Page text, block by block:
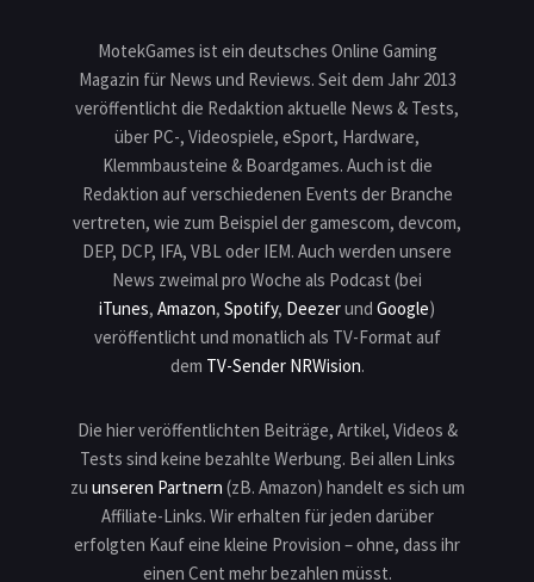
MotekGames ist ein deutsches Online Gaming
Magazin für News und Reviews. Seit dem Jahr 2013
veröffentlicht die Redaktion aktuelle News & Tests,
über PC-, Videospiele, eSport, Hardware,
Klemmbausteine & Boardgames. Auch ist die
Redaktion auf verschiedenen Events der Branche
vertreten, wie zum Beispiel der gamescom, devcom,
DEP, DCP, IFA, VBL oder IEM. Auch werden unsere
News zweimal pro Woche als Podcast (bei
iTunes, Amazon, Spotify, Deezerund Google)
veröffentlicht und monatlich als TV-Format auf
dem TV-Sender NRWision.
Die hier veröffentlichten Beiträge, Artikel, Videos &
Tests sind keine bezahlte Werbung. Bei allen Links
zu unseren Partnern (zB. Amazon) handelt es sich um
Affiliate-Links. Wir erhalten für jeden darüber
erfolgten Kauf eine kleine Provision – ohne, dass ihr
einen Cent mehr bezahlen müsst.